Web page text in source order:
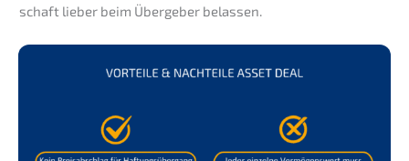
schaft lieber beim Überge­ber belassen.